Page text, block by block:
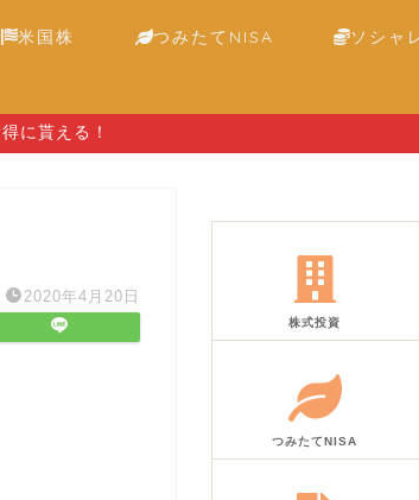
米国株 つみたてNISA ソシャ
に貰える！
2020年4月20日
株式投資
つみたてNISA